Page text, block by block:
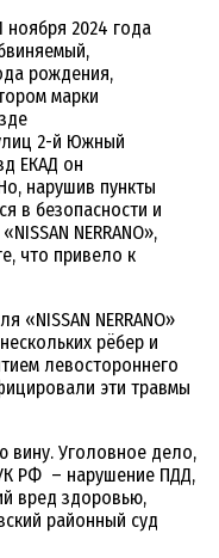
ноября 2024 года
рождения,
марки
2-й Южный
ЕКАД он
нарушив пункты
в безопасности и
NERRANO»,
что привело к
«NISSAN NERRANO»
рёбер и
левостороннего
эти травмы
вину. Уголовное дело,
РФ – нарушение ПДД,
вред здоровью,
районный суд